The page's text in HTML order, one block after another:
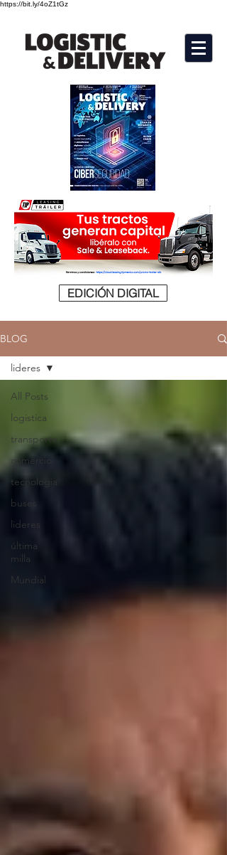
https://bit.ly/4oZ1tGz
EDICIÓN DIGITAL
BLOG
All Posts
logistica
transporte
comercio
tecnologia
buses
lideres
última
milla
Mundial
lideres